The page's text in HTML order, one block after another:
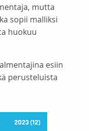
mutta
sopii malliksi
huokuu
esiin
perusteluista
2023 (12)